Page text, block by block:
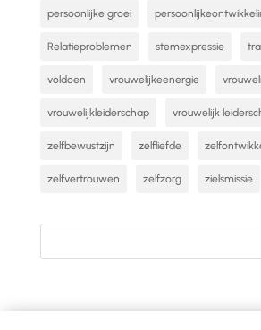
persoonlijke groei
Relatieproblemen stemexpressie
voldoen vrouwelijkeenergie
vrouwelijkleiderschap vrouwelijk
zelfbewustzijn zelfliefde
zelfvertrouwen zelfzorg zielsmissie